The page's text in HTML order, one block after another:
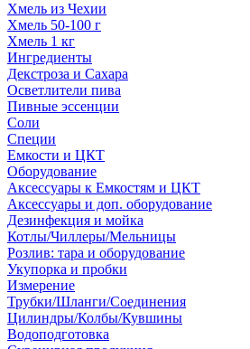
Хмель из Чехии
Хмель 50-100 г
Хмель 1 кг
Ингредиенты
Декстроза и Сахара
Осветлители пива
Пивные эссенции
Соли
Специи
Емкости и ЦКТ
Оборудование
Аксессуары к Емкостям и ЦКТ
Аксессуары и доп. оборудование
Дезинфекция и мойка
Котлы/Чиллеры/Мельницы
Розлив: тара и оборудование
Укупорка и пробки
Измерение
Трубки/Шланги/Соединения
Цилиндры/Колбы/Кувшины
Водоподготовка